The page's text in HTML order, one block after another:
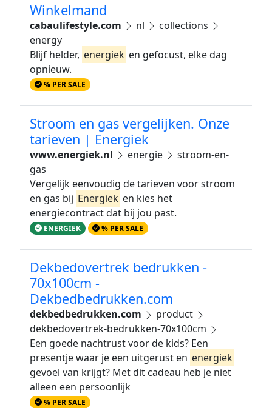
Winkelmand
cabaulifestyle.com nl
collections
energy
Blijf helder, energiek en gefocust, elke dag
opnieuw.
% PER SALE
Stroom en gas vergelijken. Onze
tarieven | Energiek
www.energiek.nl energie
stroom-en-
gas
Vergelijk eenvoudig de tarieven voor stroom
en gas bij Energiek en kies het
energiecontract dat bij jou past.
ENERGIEK % PER SALE
Dekbedovertrek bedrukken -
70x100cm -
Dekbedbedrukken.com
dekbedbedrukken.com
product
dekbedovertrek-bedrukken-70x100cm
Een goede nachtrust voor de kids? Een
presentje waar je een uitgerust en energiek
gevoel van krijgt? Met dit cadeau heb je niet
alleen een persoonlijk
% PER SALE